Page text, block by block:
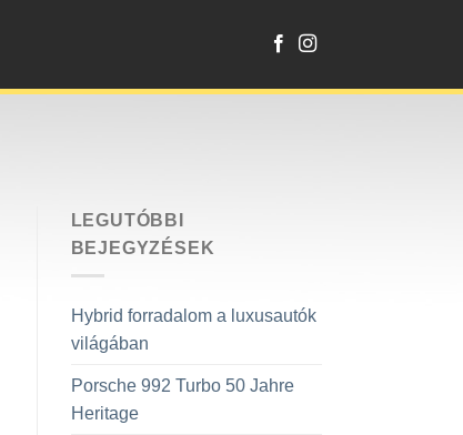
LEGUTÓBBI
BEJEGYZÉSEK
Hybrid forradalom a luxusautók
világában
Porsche 992 Turbo 50 Jahre
Heritage